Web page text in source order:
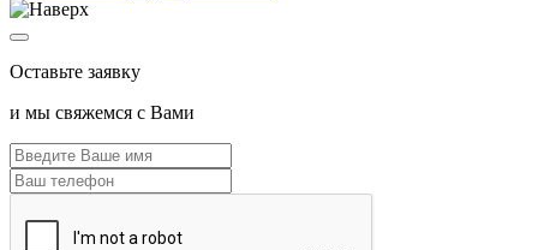
Оставьте заявку
и мы свяжемся с Вами